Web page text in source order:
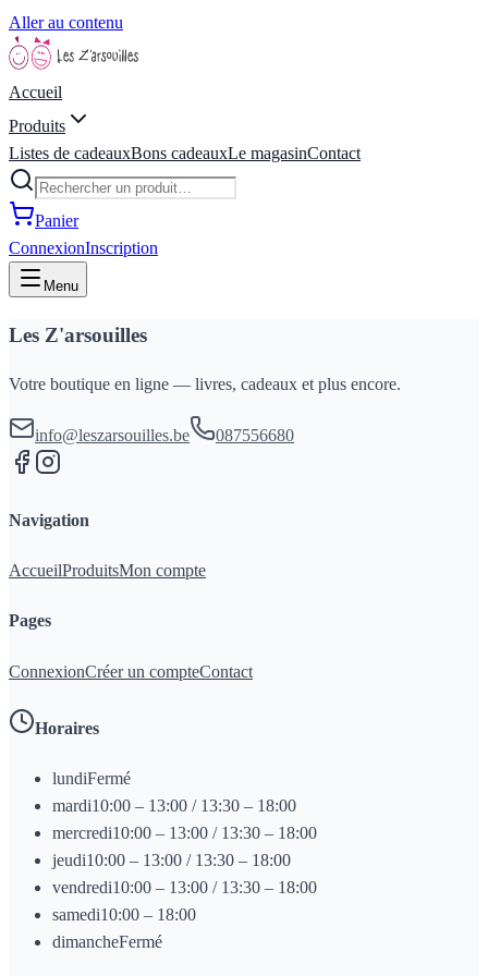
Aller au contenu
Accueil
Produits
Listes de cadeauxBons cadeauxLe magasinContact
Panier
ConnexionInscription
Menu
Les Z'arsouilles
Votre boutique en ligne — livres, cadeaux et plus encore.
info@leszarsouilles.be 087556680
Navigation
AccueilProduitsMon compte
Pages
ConnexionCréer un compteContact
Horaires
lundiFermé
mardi10:00 – 13:00 / 13:30 – 18:00
mercredi10:00 – 13:00 / 13:30 – 18:00
jeudi10:00 – 13:00 / 13:30 – 18:00
vendredi10:00 – 13:00 / 13:30 – 18:00
samedi10:00 – 18:00
dimancheFermé